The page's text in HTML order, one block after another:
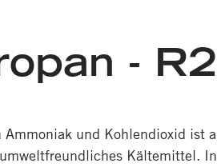
-
Ammoniak und Kohlendioxid ist
Kältemittel.